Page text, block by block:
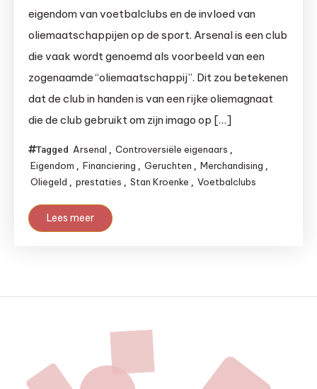
eigendom van voetbalclubs en de invloed van
oliemaatschappijen op de sport. Arsenal is een club
die vaak wordt genoemd als voorbeeld van een
zogenaamde “oliemaatschappij”. Dit zou betekenen
dat de club in handen is van een rijke oliemagnaat
die de club gebruikt om zijn imago op […]
Tagged Arsenal , Controversiële eigenaars ,
Eigendom , Financiering , Geruchten , Merchandising ,
Oliegeld , prestaties , Stan Kroenke , Voetbalclubs
Lees meer